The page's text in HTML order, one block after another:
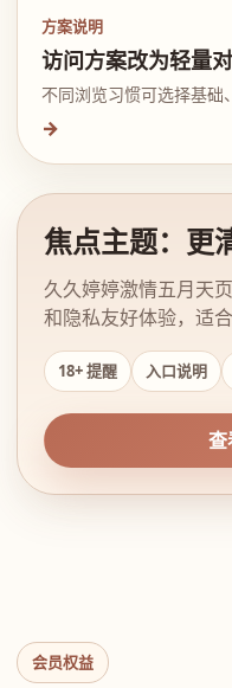
方案说明
访问方案改为轻量
不同浏览习惯可选择基础
→
焦点主题：更
久久婷婷激情五月天
和隐私友好体验，适
18+ 提醒 入口说明
查
会员权益